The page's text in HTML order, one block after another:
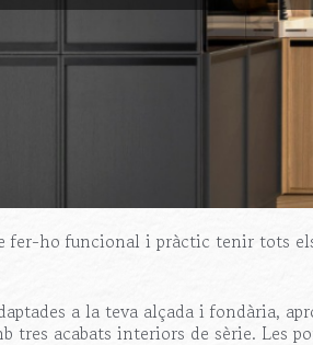
fer-ho funcional i pràctic tenir tots
a la teva alçada i fondària,
tres acabats interiors de sèrie. Les